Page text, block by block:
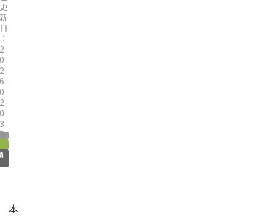
更
新
日
：
2
0
2
6-
0
2-
0
3
本